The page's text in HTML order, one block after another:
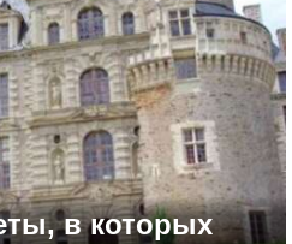
в которых